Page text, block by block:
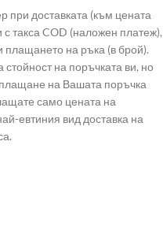
доставката (към цената
такса COD (наложен платеж),
плащането на ръка (в брой).
на поръчката ви, но
на Вашата поръчка
само цената на
евтиния вид доставка на